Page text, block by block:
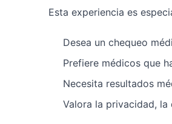
Esta experiencia es
Desea un chequeo
Prefiere médicos que
Necesita resultados
Valora la privacidad,